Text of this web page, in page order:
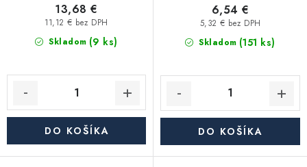
Skladom (9 ks)
11,12 € bez DPH
13,68 €
DO KOŠÍKA
Skladom (151 ks)
5,32 € bez DPH
6,54 €
DO KOŠÍKA